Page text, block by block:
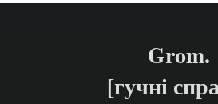
Grom.
[гучні